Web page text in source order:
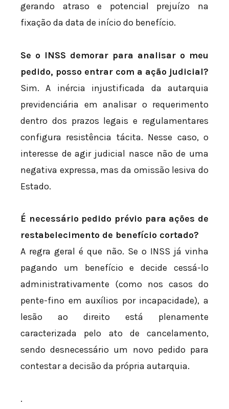
gerando atraso e potencial prejuízo na
fixação da data de início do benefício.
Se o INSS demorar para analisar o meu
pedido, posso entrar com a ação judicial?
Sim. A inércia injustificada da autarquia
previdenciária em analisar o requerimento
dentro dos prazos legais e regulamentares
configura resistência tácita. Nesse caso, o
interesse de agir judicial nasce não de uma
negativa expressa, mas da omissão lesiva do
Estado.
É necessário pedido prévio para ações de
restabelecimento de benefício cortado?
A regra geral é que não. Se o INSS já vinha
pagando um benefício e decide cessá-lo
administrativamente (como nos casos do
pente-fino em auxílios por incapacidade), a
lesão ao direito está plenamente
caracterizada pelo ato de cancelamento,
sendo desnecessário um novo pedido para
contestar a decisão da própria autarquia.
.